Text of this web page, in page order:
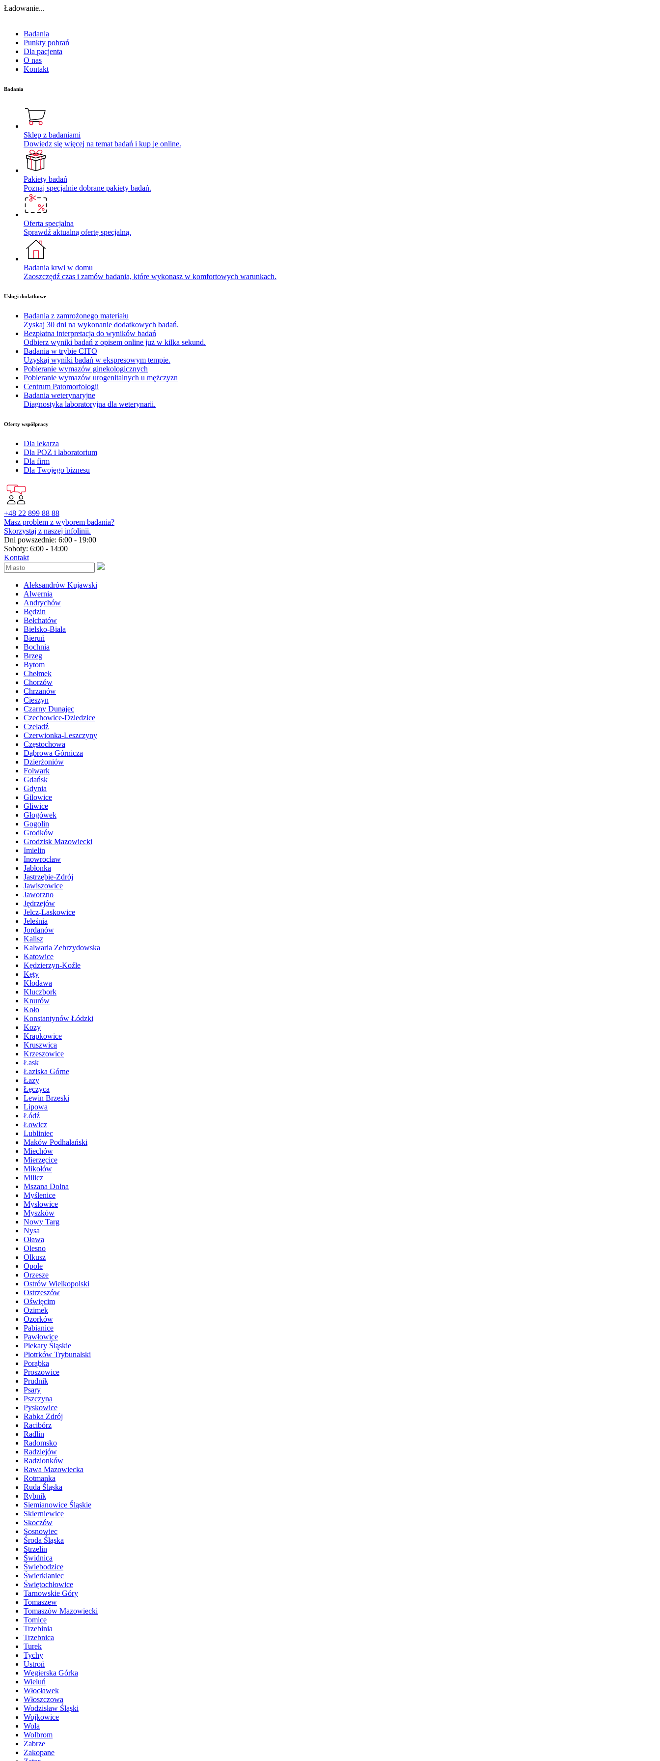
Ładowanie...
Badania
Punkty pobrań
Dla pacjenta
O nas
Kontakt
Badania
Sklep z badaniami
Dowiedz się więcej na temat badań i kup je online.
Pakiety badań
Poznaj specjalnie dobrane pakiety badań.
Oferta specjalna
Sprawdź aktualną ofertę specjalną.
Badania krwi w domu
Zaoszczędź czas i zamów badania, które wykonasz w komfortowych warunkach.
Usługi dodatkowe
Badania z zamrożonego materiału
Zyskaj 30 dni na wykonanie dodatkowych badań.
Bezpłatna interpretacja do wyników badań
Odbierz wyniki badań z opisem online już w kilka sekund.
Badania w trybie CITO
Uzyskaj wyniki badań w ekspresowym tempie.
Pobieranie wymazów ginekologicznych
Pobieranie wymazów urogenitalnych u mężczyzn
Centrum Patomorfologii
Badania weterynaryjne
Diagnostyka laboratoryjna dla weterynarii.
Oferty współpracy
Dla lekarza
Dla POZ i laboratorium
Dla firm
Dla Twojego biznesu
+48 22 899 88 88
Masz problem z wyborem badania?
Skorzystaj z naszej infolinii.
Dni powszednie: 6:00 - 19:00
Soboty: 6:00 - 14:00
Kontakt
Aleksandrów Kujawski
Alwernia
Andrychów
Będzin
Bełchatów
Bielsko-Biała
Bieruń
Bochnia
Brzeg
Bytom
Chełmek
Chorzów
Chrzanów
Cieszyn
Czarny Dunajec
Czechowice-Dziedzice
Czeladź
Czerwionka-Leszczyny
Częstochowa
Dąbrowa Górnicza
Dzierżoniów
Folwark
Gdańsk
Gdynia
Gilowice
Gliwice
Głogówek
Gogolin
Grodków
Grodzisk Mazowiecki
Imielin
Inowrocław
Jabłonka
Jastrzębie-Zdrój
Jawiszowice
Jaworzno
Jędrzejów
Jelcz-Laskowice
Jeleśnia
Jordanów
Kalisz
Kalwaria Zebrzydowska
Katowice
Kędzierzyn-Koźle
Kęty
Kłodawa
Kluczbork
Knurów
Koło
Konstantynów Łódzki
Kozy
Krapkowice
Kruszwica
Krzeszowice
Łask
Łaziska Górne
Łazy
Łęczyca
Lewin Brzeski
Lipowa
Łódź
Łowicz
Lubliniec
Maków Podhalański
Miechów
Mierzęcice
Mikołów
Milicz
Mszana Dolna
Myślenice
Mysłowice
Myszków
Nowy Targ
Nysa
Oława
Olesno
Olkusz
Opole
Orzesze
Ostrów Wielkopolski
Ostrzeszów
Oświęcim
Ozimek
Ozorków
Pabianice
Pawłowice
Piekary Śląskie
Piotrków Trybunalski
Porąbka
Proszowice
Prudnik
Psary
Pszczyna
Pyskowice
Rabka Zdrój
Racibórz
Radlin
Radomsko
Radziejów
Radzionków
Rawa Mazowiecka
Rotmanka
Ruda Śląska
Rybnik
Siemianowice Śląskie
Skierniewice
Skoczów
Sosnowiec
Środa Śląska
Strzelin
Świdnica
Świebodzice
Świerklaniec
Świętochłowice
Tarnowskie Góry
Tomaszew
Tomaszów Mazowiecki
Tomice
Trzebinia
Trzebnica
Turek
Tychy
Ustroń
Węgierska Górka
Wieluń
Włocławek
Włoszczowa
Wodzisław Śląski
Wojkowice
Wola
Wolbrom
Zabrze
Zakopane